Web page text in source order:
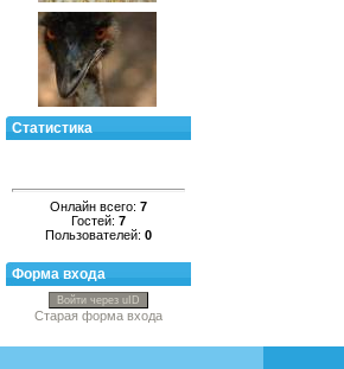
Статистика
Онлайн всего: 7
Гостей: 7
Пользователей: 0
Форма входа
Войти через uID
Старая форма входа